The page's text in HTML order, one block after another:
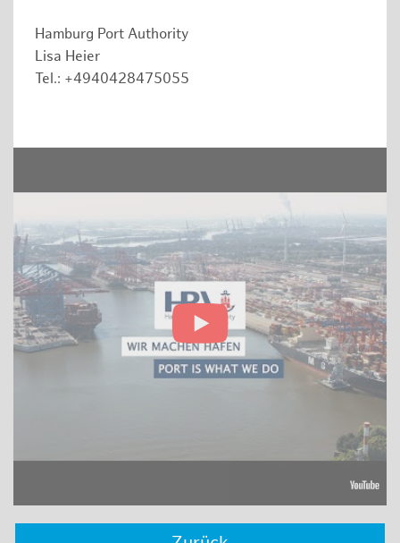
Hamburg Port Authority
Lisa Heier
Tel.: +4940428475055